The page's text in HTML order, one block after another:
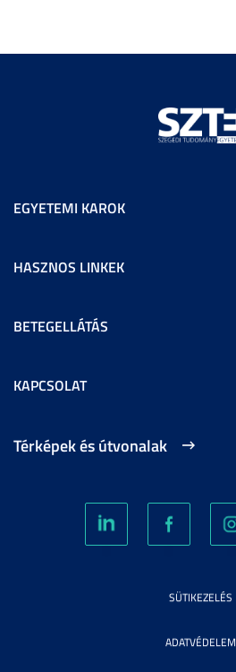
EGYETEMI KAROK
HASZNOS LINKEK
BETEGELLÁTÁS
KAPCSOLAT
Térképek és útvonalak
SÜTIKEZELÉS
ADATVÉDELEM